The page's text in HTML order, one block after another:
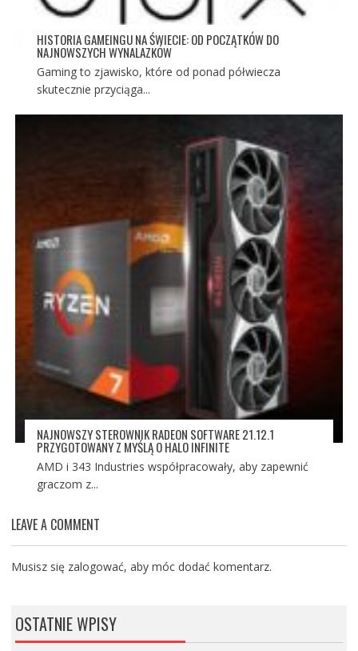
HISTORIA GAMEINGU NA ŚWIECIE: OD POCZĄTKÓW DO
NAJNOWSZYCH WYNALAZKÓW
Gaming to zjawisko, które od ponad półwiecza
skutecznie przyciąga...
NAJNOWSZY STEROWNIK RADEON SOFTWARE 21.12.1
PRZYGOTOWANY Z MYŚLĄ O HALO INFINITE
AMD i 343 Industries współpracowały, aby zapewnić
graczom z...
LEAVE A COMMENT
Musisz się zalogować, aby móc dodać komentarz.
OSTATNIE WPISY